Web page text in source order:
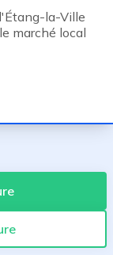
la-Ville
marché local